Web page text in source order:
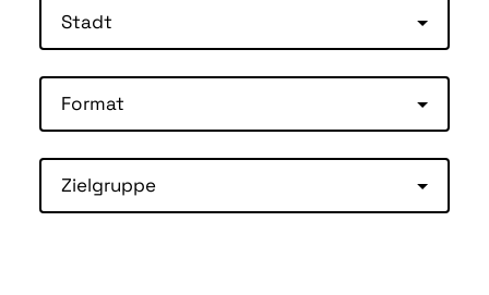
Stadt
Format
Zielgruppe